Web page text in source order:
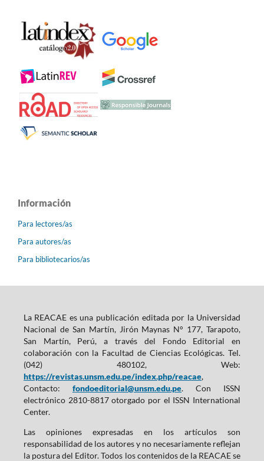
Información
Para lectores/as
Para autores/as
Para bibliotecarios/as
La REACAE es una publicación editada por la Universidad
Nacional de San Martín, Jirón Maynas N° 177, Tarapoto,
San Martín, Perú, a través del Fondo Editorial en
colaboración con la Facultad de Ciencias Ecológicas. Tel.
(042) 480102, Web:
https://revistas.unsm.edu.pe/index.php/reacae,
Contacto: fondoeditorial@unsm.edu.pe. Con ISSN
electrónico 2810-8817 otorgado por el ISSN International
Center.
Las opiniones expresadas en los artículos son
responsabilidad de los autores y no necesariamente reflejan
la postura del Editor. Todos los contenidos de la REACAE se